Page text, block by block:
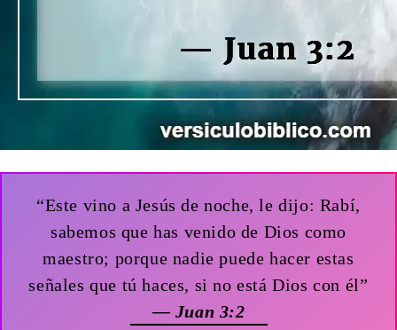
“Este vino a Jesús de noche, le dijo: Rabí,
sabemos que has venido de Dios como
maestro; porque nadie puede hacer estas
señales que tú haces, si no está Dios con él”
— Juan 3:2